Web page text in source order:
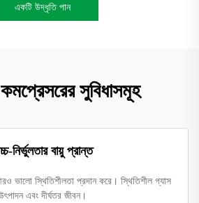
একটি উদ্ধৃতি পান
কমপ্রেসরের সুবিধাসমূহ
নির্ভুলতার বায়ু প্রান্ত
ভালো স্থিতিশীলতা প্রদান করে। স্থিতিশীল গ্যাস
এবং দীর্ঘতর জীবন।